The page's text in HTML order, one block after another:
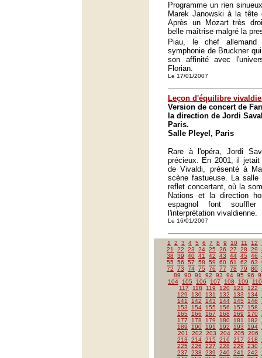
Programme un rien
Marek Janowski à la tête
Après un Mozart très
belle maîtrise malgré la
Piau, le chef
symphonie de Bruckner
son affinité avec
Florian.
Le 17/01/2007
Leçon d'équilibre
Version de concert de
la direction de Jordi
Paris.
Salle Pleyel, Paris
Rare à l'opéra, Jordi
précieux. En 2001, il
de Vivaldi, présenté à
scène fastueuse. La
reflet concertant, où la
Nations et la direction
espagnol font
l'interprétation vivaldienne.
Le 16/01/2007
1 2 3 4 5 6 7 8 9 10 11 12
21
22 23 24 25 26 27 28 29
38
39 40 41 42 43 44 45 46
55
56 57 58 59 60 61 62 63
72
73 74 75 76 77 78 79 80
89
90 91 92 93 94 95 96
104
105 106 107 108 109
110
117
118 119 120 121 122
129
130 131 132 133 134
141
142 143 144 145 146
153
154 155 156 157 158
165
166 167 168 169 170
177
178 179 180 181 182
189
190 191 192 193 194
201
202 203 204 205
206
213
214 215 216 217 218
225
226 227 228 229 230
237
238 239 240 241 242